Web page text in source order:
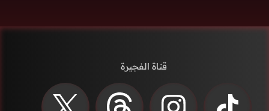
قناة الفجيرة